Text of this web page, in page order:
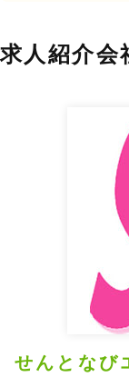
求人紹介会
せんとなび